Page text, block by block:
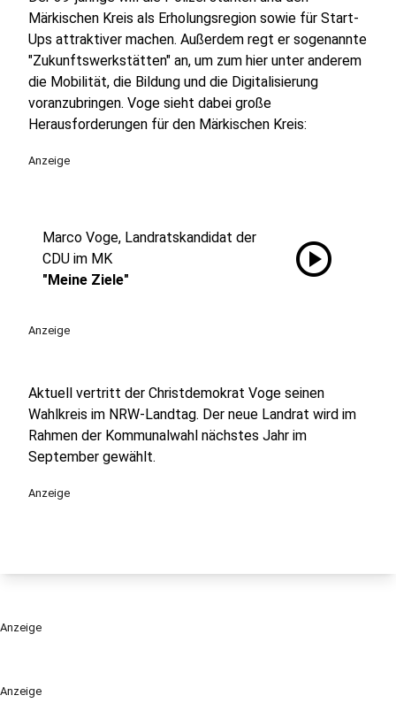
Anzeige
Märkischen Kreis als Erholungsregion sowie für Start-
Ups attraktiver machen. Außerdem regt er sogenannte
"Zukunftswerkstätten" an, um zum hier unter anderem
die Mobilität, die Bildung und die Digitalisierung
voranzubringen. Voge sieht dabei große
Herausforderungen für den Märkischen Kreis:
Anzeige
Marco Voge, Landratskandidat der
CDU im MK
"Meine Ziele"
play_circle
Anzeige
Aktuell vertritt der Christdemokrat Voge seinen
Wahlkreis im NRW-Landtag. Der neue Landrat wird im
Rahmen der Kommunalwahl nächstes Jahr im
September gewählt.
Anzeige
Anzeige